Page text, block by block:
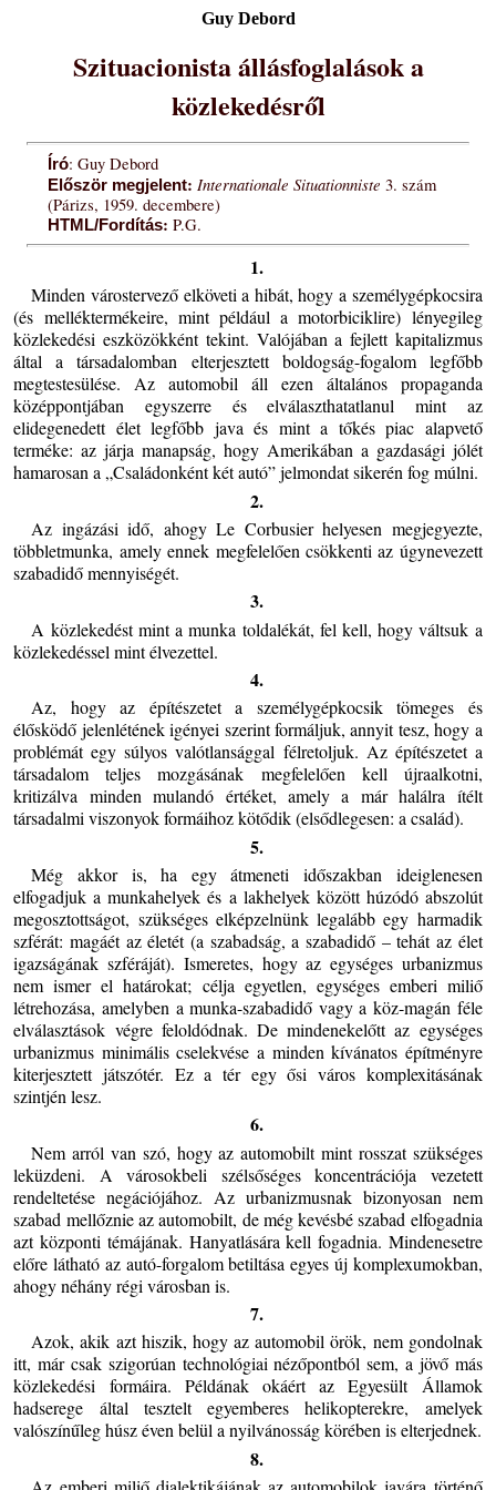
Guy Debord
Szituacionista állásfoglalások a
közlekedésről
Író: Guy Debord
Először megjelent: Internationale Situationniste 3. szám
(Párizs, 1959. decembere)
HTML/Fordítás: P.G.
1.
Minden várostervező elköveti a hibát, hogy a személygépkocsira
(és melléktermékeire, mint például a motorbiciklire) lényegileg
közlekedési eszközökként tekint. Valójában a fejlett kapitalizmus
által a társadalomban elterjesztett boldogság-fogalom legfőbb
megtestesülése. Az automobil áll ezen általános propaganda
középpontjában egyszerre és elválaszthatatlanul mint az
elidegenedett élet legfőbb java és mint a tőkés piac alapvető
terméke: az járja manapság, hogy Amerikában a gazdasági jólét
hamarosan a „Családonként két autó” jelmondat sikerén fog múlni.
2.
Az ingázási idő, ahogy Le Corbusier helyesen megjegyezte,
többletmunka, amely ennek megfelelően csökkenti az úgynevezett
szabadidő mennyiségét.
3.
A közlekedést mint a munka toldalékát, fel kell, hogy váltsuk a
közlekedéssel mint élvezettel.
4.
Az, hogy az építészetet a személygépkocsik tömeges és
élősködő jelenlétének igényei szerint formáljuk, annyit tesz, hogy a
problémát egy súlyos valótlansággal félretoljuk. Az építészetet a
társadalom teljes mozgásának megfelelően kell újraalkotni,
kritizálva minden mulandó értéket, amely a már halálra ítélt
társadalmi viszonyok formáihoz kötődik (elsődlegesen: a család).
5.
Még akkor is, ha egy átmeneti időszakban ideiglenesen
elfogadjuk a munkahelyek és a lakhelyek között húzódó abszolút
megosztottságot, szükséges elképzelnünk legalább egy harmadik
szférát: magáét az életét (a szabadság, a szabadidő – tehát az élet
igazságának szféráját). Ismeretes, hogy az egységes urbanizmus
nem ismer el határokat; célja egyetlen, egységes emberi miliő
létrehozása, amelyben a munka-szabadidő vagy a köz-magán féle
elválasztások végre feloldódnak. De mindenekelőtt az egységes
urbanizmus minimális cselekvése a minden kívánatos építményre
kiterjesztett játszótér. Ez a tér egy ősi város komplexitásának
szintjén lesz.
6.
Nem arról van szó, hogy az automobilt mint rosszat szükséges
leküzdeni. A városokbeli szélsőséges koncentrációja vezetett
rendeltetése negációjához. Az urbanizmusnak bizonyosan nem
szabad mellőznie az automobilt, de még kevésbé szabad elfogadnia
azt központi témájának. Hanyatlására kell fogadnia. Mindenesetre
előre látható az autó-forgalom betiltása egyes új komplexumokban,
ahogy néhány régi városban is.
7.
Azok, akik azt hiszik, hogy az automobil örök, nem gondolnak
itt, már csak szigorúan technológiai nézőpontból sem, a jövő más
közlekedési formáira. Példának okáért az Egyesült Államok
hadserege által tesztelt egyemberes helikopterekre, amelyek
valószínűleg húsz éven belül a nyilvánosság körében is elterjednek.
8.